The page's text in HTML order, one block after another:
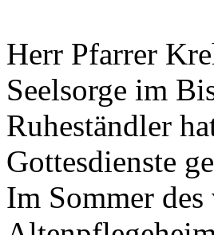
Herr Pfarrer
Seelsorge im
Ruheständler
Gottesdienste
Im Sommer des